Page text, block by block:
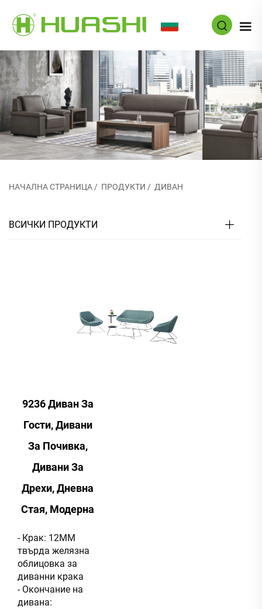
НАЧАЛНА СТРАНИЦА / ПРОДУКТИ / ДИВАН
ВСИЧКИ ПРОДУКТИ
9236 Диван За
Гости, Дивани
За Почивка,
Дивани За
Дрехи, Дневна
Стая, Модерна
- Крак: 12ММ
твърда желязна
облицовка за
диванни крака
- Окончание на
дивана: